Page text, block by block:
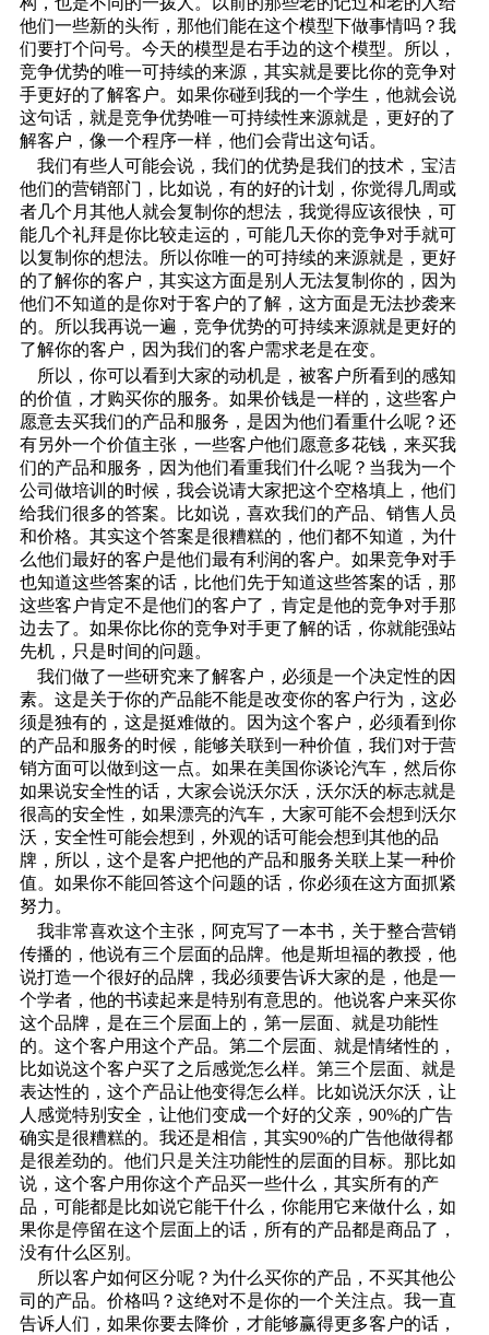
他们一些新的头衔，那他们能在这个模型下做事情吗？我
们要打个问号。今天的模型是右手边的这个模型。所以，
竞争优势的唯一可持续的来源，其实就是要比你的竞争对
手更好的了解客户。如果你碰到我的一个学生，他就会说
这句话，就是竞争优势唯一可持续性来源就是，更好的了
解客户，像一个程序一样，他们会背出这句话。
我们有些人可能会说，我们的优势是我们的技术，宝洁
他们的营销部门，比如说，有的好的计划，你觉得几周或
者几个月其他人就会复制你的想法，我觉得应该很快，可
能几个礼拜是你比较走运的，可能几天你的竞争对手就可
以复制你的想法。所以你唯一的可持续的来源就是，更好
的了解你的客户，其实这方面是别人无法复制你的，因为
他们不知道的是你对于客户的了解，这方面是无法抄袭来
的。所以我再说一遍，竞争优势的可持续来源就是更好的
了解你的客户，因为我们的客户需求老是在变。
所以，你可以看到大家的动机是，被客户所看到的感知
的价值，才购买你的服务。如果价钱是一样的，这些客户
愿意去买我们的产品和服务，是因为他们看重什么呢？还
有另外一个价值主张，一些客户他们愿意多花钱，来买我
们的产品和服务，因为他们看重我们什么呢？当我为一个
公司做培训的时候，我会说请大家把这个空格填上，他们
给我们很多的答案。比如说，喜欢我们的产品、销售人员
和价格。其实这个答案是很糟糕的，他们都不知道，为什
么他们最好的客户是他们最有利润的客户。如果竞争对手
也知道这些答案的话，比他们先于知道这些答案的话，那
这些客户肯定不是他们的客户了，肯定是他的竞争对手那
边去了。如果你比你的竞争对手更了解的话，你就能强站
先机，只是时间的问题。
我们做了一些研究来了解客户，必须是一个决定性的因
素。这是关于你的产品能不能是改变你的客户行为，这必
须是独有的，这是挺难做的。因为这个客户，必须看到你
的产品和服务的时候，能够关联到一种价值，我们对于营
销方面可以做到这一点。如果在美国你谈论汽车，然后你
如果说安全性的话，大家会说沃尔沃，沃尔沃的标志就是
很高的安全性，如果漂亮的汽车，大家可能不会想到沃尔
沃，安全性可能会想到，外观的话可能会想到其他的品
牌，所以，这个是客户把他的产品和服务关联上某一种价
值。如果你不能回答这个问题的话，你必须在这方面抓紧
努力。
我非常喜欢这个主张，阿克写了一本书，关于整合营销
传播的，他说有三个层面的品牌。他是斯坦福的教授，他
说打造一个很好的品牌，我必须要告诉大家的是，他是一
个学者，他的书读起来是特别有意思的。他说客户来买你
这个品牌，是在三个层面上的，第一层面、就是功能性
的。这个客户用这个产品。第二个层面、就是情绪性的，
比如说这个客户买了之后感觉怎么样。第三个层面、就是
表达性的，这个产品让他变得怎么样。比如说沃尔沃，让
人感觉特别安全，让他们变成一个好的父亲，90%的广告
确实是很糟糕的。我还是相信，其实90%的广告他做得都
是很差劲的。他们只是关注功能性的层面的目标。那比如
说，这个客户用你这个产品买一些什么，其实所有的产
品，可能都是比如说它能干什么，你能用它来做什么，如
果你是停留在这个层面上的话，所有的产品都是商品了，
没有什么区别。
所以客户如何区分呢？为什么买你的产品，不买其他公
司的产品。价格吗？这绝对不是你的一个关注点。我一直
告诉人们，如果你要去降价，才能够赢得更多客户的话，